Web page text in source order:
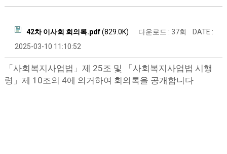
42차 이사회 회의록.pdf(829.0K) 다운로드 : 37회
DATE :
2025-03-10 11:10:52
「사회복지사업법」제 25조 및
「사회복지사업법 시행
령」제 10조의 4에 의거하여 회의록을 공개합니다